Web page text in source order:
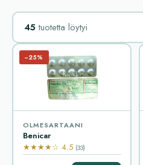
45 tuotetta löytyi
−25%
OLMESARTAANI
Benicar
★★★★☆ 4.5 (33)